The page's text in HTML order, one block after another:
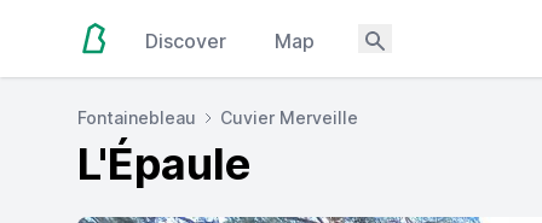
Discover Map
Fontainebleau Cuvier Merveille
L'Épaule